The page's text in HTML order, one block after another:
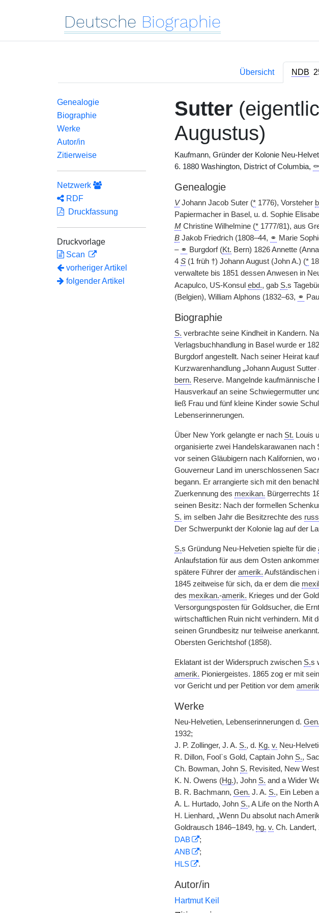
Deutsche Biographie
Übersicht NDB
Genealogie
Biographie
Werke
Autor/in
Zitierweise
Netzwerk
RDF
Druckfassung
Druckvorlage
Scan
vorheriger Artikel
folgender Artikel
Sutter
Augustus)
Kaufmann, Gründer der Kolonie Neu-
6. 1880 Washington, District of Columbia, ⚰
Genealogie
VJohann Jacob Suter (*1776), Vorsteher
Papiermacher in Basel, u. d. Sophie
MChristine Wilhelmine (*1777/81), aus
BJakob Friedrich (1808–44, ⚭ Marie
– ⚭ Burgdorf (Kt. Bern) 1826 Annette
4 S(1 früh †) Johann August (John A.) (*
verwaltete bis 1851 dessen Anwesen in
Acapulco, US-Konsul ebd., gab S.s
(Belgien), William Alphons (1832–63, ⚭
Biographie
S. verbrachte seine Kindheit in Kandern.
Verlagsbuchhandlung in Basel wurde er
Burgdorf angestellt. Nach seiner Heirat
Kurzwarenhandlung „Johann August
bern. Reserve. Mangelnde kaufmännische
Hausverkauf an seine Schwiegermutter
ließ Frau und fünf kleine Kinder sowie
Lebenserinnerungen.
Über New York gelangte er nach St. Louis
organisierte zwei Handelskarawanen
vor seinen Gläubigern nach Kalifornien,
Gouverneur Land im unerschlossenen
begann. Er arrangierte sich mit den
Zuerkennung des mexikan. Bürgerrechts
seinen Besitz: Nach der formellen
S. im selben Jahr die Besitzrechte des
Der Schwerpunkt der Kolonie lag auf der
S.s Gründung Neu-Helvetien spielte für die
Anlaufstation für aus dem Osten
spätere Führer der amerik. Aufständischen
1845 zeitweise für sich, da er dem die
des mexikan.-amerik. Krieges und der
Versorgungsposten für Goldsucher, die
wirtschaftlichen Ruin nicht verhindern. Mit
seinen Grundbesitz nur teilweise
Obersten Gerichtshof (1858).
Eklatant ist der Widerspruch zwischen S.s
amerik. Pioniergeistes. 1865 zog er mit
vor Gericht und per Petition vor dem
Werke
Neu-Helvetien, Lebenserinnerungen d. Gen.
1932;
J. P. Zollinger, J. A. S., d. Kg. v. Neu-
R. Dillon, Fool`s Gold, Captain John S.,
Ch. Bowman, John S. Revisited, New
K. N. Owens (Hg.), John S. and a Wider
B. R. Bachmann, Gen. J. A. S., Ein Leben
A. L. Hurtado, John S., A Life on the North
H. Lienhard, „Wenn Du absolut nach
Goldrausch 1846–1849, hg. v. Ch. Landert,
DAB
;
ANB
;
HLS
.
Autor/in
Hartmut Keil